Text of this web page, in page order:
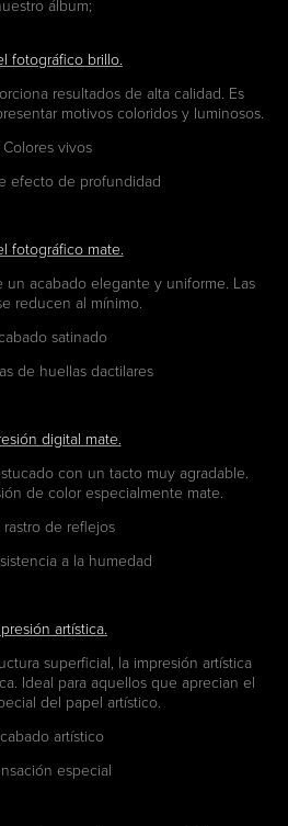
álbum;
fotográfico brillo.
resultados de alta calidad. Es
motivos coloridos y luminosos.
Colores vivos
efecto de profundidad
fotográfico mate.
un acabado elegante y uniforme. Las
reducen al mínimo.
satinado
de huellas dactilares
digital mate.
con un tacto muy agradable.
de color especialmente mate.
rastro de reflejos
a la humedad
artística.
superficial, la impresión artística
Ideal para aquellos que aprecian el
del papel artístico.
artístico
especial